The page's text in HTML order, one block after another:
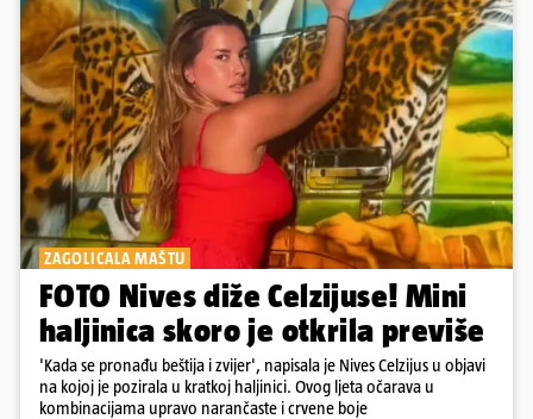
ZAGOLICALA MAŠTU
FOTO Nives diže Celzijuse! Mini
haljinica skoro je otkrila previše
'Kada se pronađu beštija i zvijer', napisala je Nives Celzijus u objavi
na kojoj je pozirala u kratkoj haljinici. Ovog ljeta očarava u
kombinacijama upravo narančaste i crvene boje